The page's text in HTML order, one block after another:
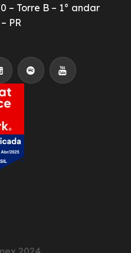
– Torre B – 1° andar
PR